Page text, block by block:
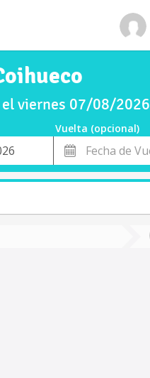
el viernes 07/08/2026
Vuelta (opcional)
Fecha
de
Vuelta